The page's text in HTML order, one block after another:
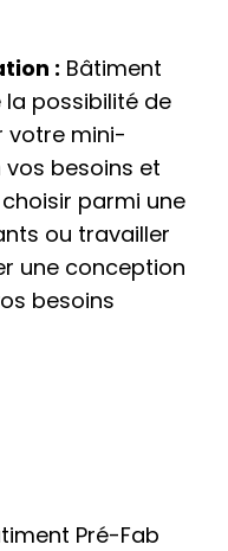
: Bâtiment
possibilité de
votre mini-
besoins et
parmi une
ou travailler
une conception
besoins
Pré-Fab